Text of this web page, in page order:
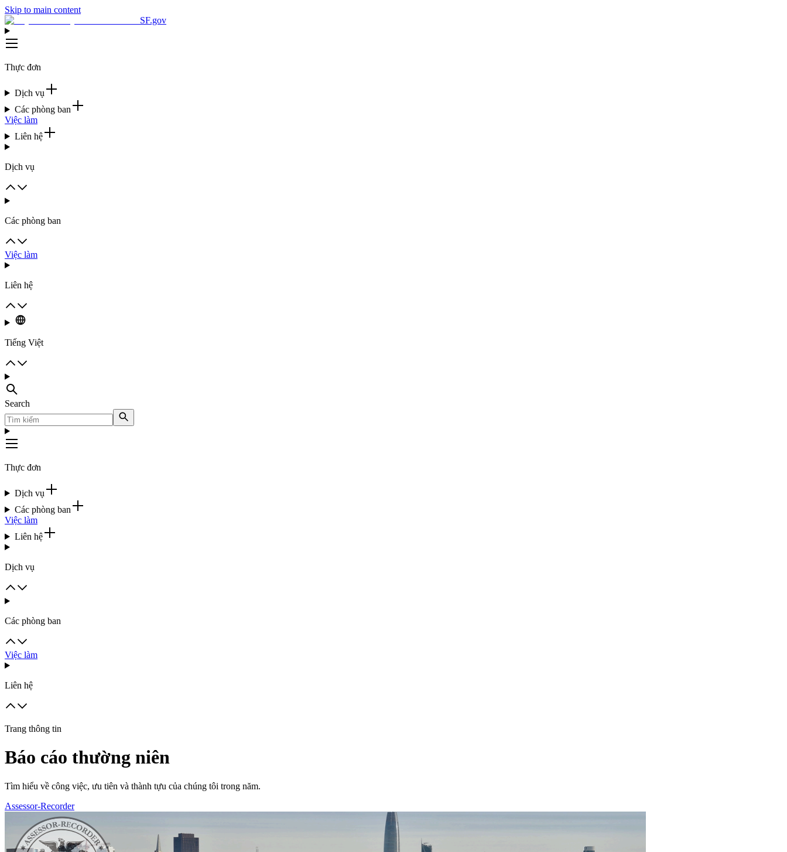
Skip to main content
SF.gov
Thực đơn
Dịch vụ
Các phòng ban
Việc làm
Liên hệ
Dịch vụ
Các phòng ban
Việc làm
Liên hệ
Tiếng Việt
Search
Thực đơn
Dịch vụ
Các phòng ban
Việc làm
Liên hệ
Dịch vụ
Các phòng ban
Việc làm
Liên hệ
Trang thông tin
Báo cáo thường niên
Tìm hiểu về công việc, ưu tiên và thành tựu của chúng tôi trong năm.
Assessor-Recorder